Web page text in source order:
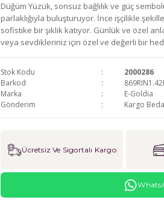
Düğüm Yüzük, sonsuz bağlılık ve güç
parlaklığıyla buluşturuyor. İnce işçilikle
sofistike bir şıklık katıyor. Günlük ve özel
veya sevdikleriniz için özel ve değerli bir
Stok Kodu
2000286
Barkod
Marka
E-Goldia
Gönderim
Kargo
Ücretsiz Ve Sigortalı Kargo